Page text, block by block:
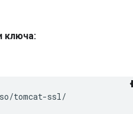
ключа:
tomcat-ssl/